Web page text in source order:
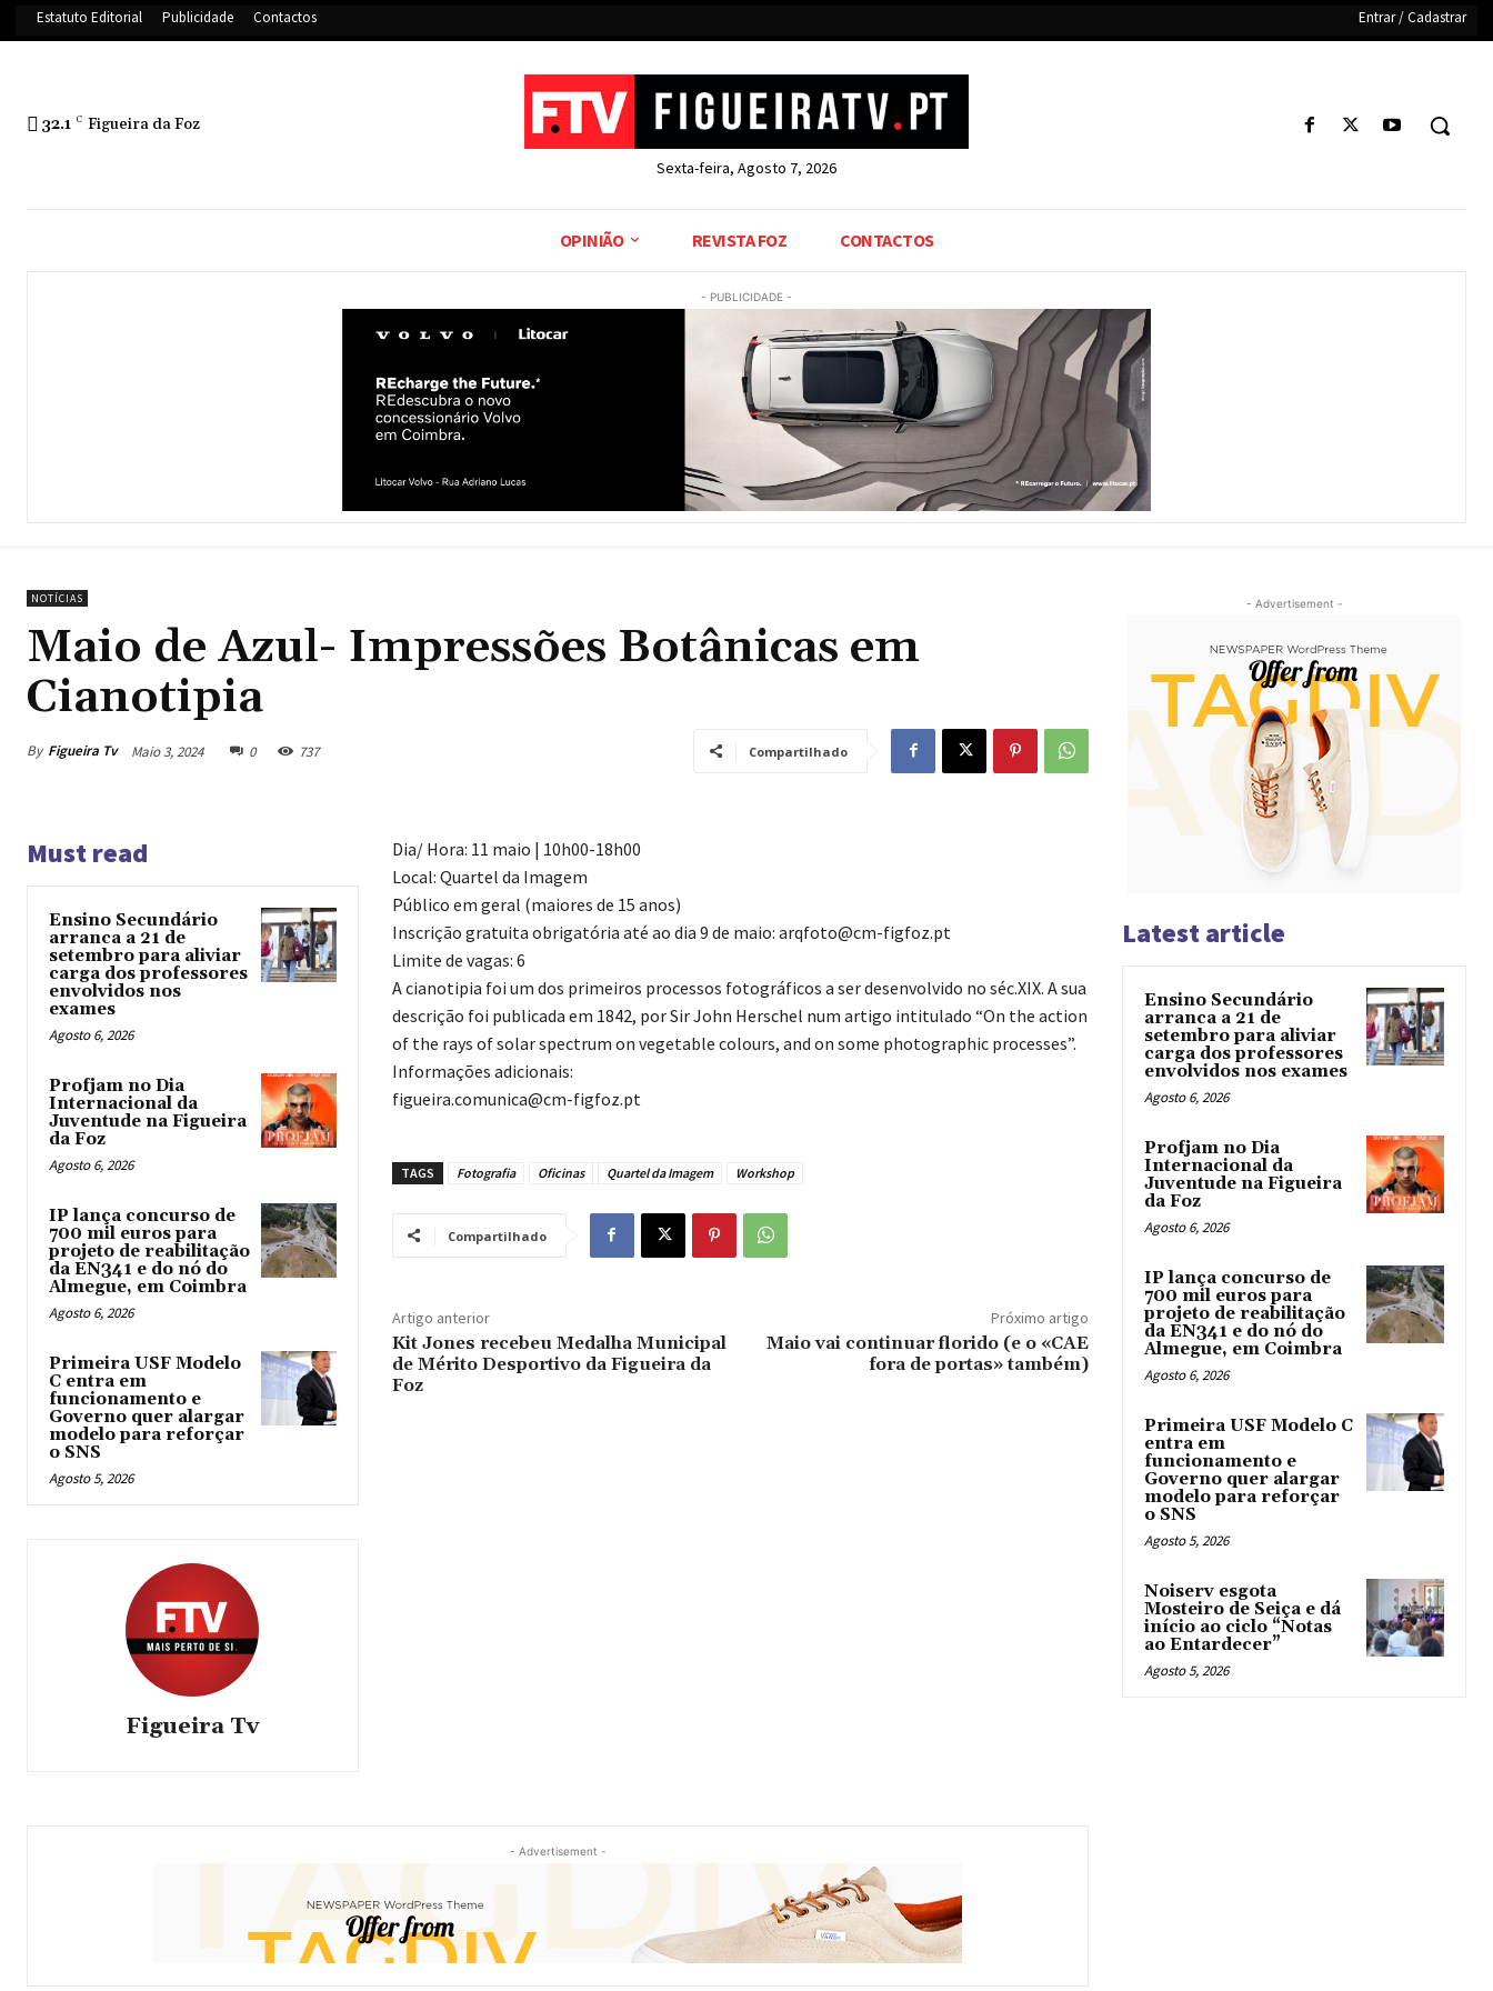
Estatuto Editorial Publicidade Contactos Entrar / Cadastrar
32.1 C Figueira da Foz
Sexta-feira, Agosto 7, 2026
OPINIÃO REVISTA FOZ CONTACTOS
- PUBLICIDADE -
NOTÍCIAS
Maio de Azul- Impressões Botânicas em
Cianotipia
By Figueira Tv Maio 3, 2024 0 737 Compartilhado
Must read
Ensino Secundário
arranca a 21 de
setembro para aliviar
carga dos professores
envolvidos nos
exames
Agosto 6, 2026
Profjam no Dia
Internacional da
Juventude na Figueira
da Foz
Agosto 6, 2026
IP lança concurso de
700 mil euros para
projeto de reabilitação
da EN341 e do nó do
Almegue, em Coimbra
Agosto 6, 2026
Primeira USF Modelo
C entra em
funcionamento e
Governo quer alargar
modelo para reforçar
o SNS
Agosto 5, 2026
Figueira Tv
Dia/ Hora: 11 maio | 10h00-18h00
Local: Quartel da Imagem
Público em geral (maiores de 15 anos)
Inscrição gratuita obrigatória até ao dia 9 de maio: arqfoto@cm-figfoz.pt
Limite de vagas: 6
A cianotipia foi um dos primeiros processos fotográficos a ser desenvolvido no séc.XIX. A sua
descrição foi publicada em 1842, por Sir John Herschel num artigo intitulado “On the action
of the rays of solar spectrum on vegetable colours, and on some photographic processes”.
Informações adicionais:
figueira.comunica@cm-figfoz.pt
TAGS Fotografia Oficinas Quartel da Imagem Workshop
Compartilhado
Artigo anterior
Kit Jones recebeu Medalha Municipal
de Mérito Desportivo da Figueira da
Foz
Próximo artigo
Maio vai continuar florido (e o «CAE
fora de portas» também)
- Advertisement -
- Advertisement -
Latest article
Ensino Secundário
arranca a 21 de
setembro para aliviar
carga dos professores
envolvidos nos exames
Agosto 6, 2026
Profjam no Dia
Internacional da
Juventude na Figueira
da Foz
Agosto 6, 2026
IP lança concurso de
700 mil euros para
projeto de reabilitação
da EN341 e do nó do
Almegue, em Coimbra
Agosto 6, 2026
Primeira USF Modelo C
entra em
funcionamento e
Governo quer alargar
modelo para reforçar
o SNS
Agosto 5, 2026
Noiserv esgota
Mosteiro de Seiça e dá
início ao ciclo “Notas
ao Entardecer”
Agosto 5, 2026